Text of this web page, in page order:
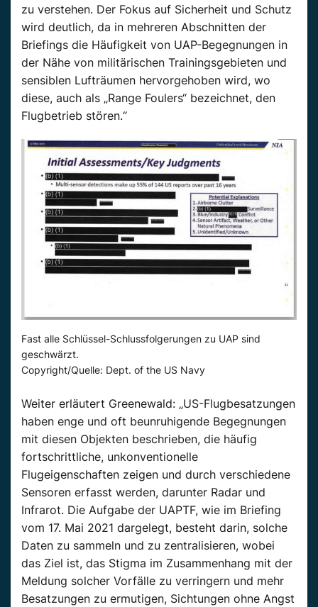
zu verstehen. Der Fokus auf Sicherheit und Schutz
wird deutlich, da in mehreren Abschnitten der
Briefings die Häufigkeit von UAP-Begegnungen in
der Nähe von militärischen Trainingsgebieten und
sensiblen Lufträumen hervorgehoben wird, wo
diese, auch als „Range Foulers“ bezeichnet, den
Flugbetrieb stören.“
Fast alle Schlüssel-Schlussfolgerungen zu UAP sind
geschwärzt.
Copyright/Quelle: Dept. of the US Navy
Weiter erläutert Greenewald: „US-Flugbesatzungen
haben enge und oft beunruhigende Begegnungen
mit diesen Objekten beschrieben, die häufig
fortschrittliche, unkonventionelle
Flugeigenschaften zeigen und durch verschiedene
Sensoren erfasst werden, darunter Radar und
Infrarot. Die Aufgabe der UAPTF, wie im Briefing
vom 17. Mai 2021 dargelegt, besteht darin, solche
Daten zu sammeln und zu zentralisieren, wobei
das Ziel ist, das Stigma im Zusammenhang mit der
Meldung solcher Vorfälle zu verringern und mehr
Besatzungen zu ermutigen, Sichtungen ohne Angst